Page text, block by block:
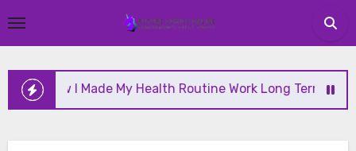
to
I Made My Health Routine Work Long Term Why